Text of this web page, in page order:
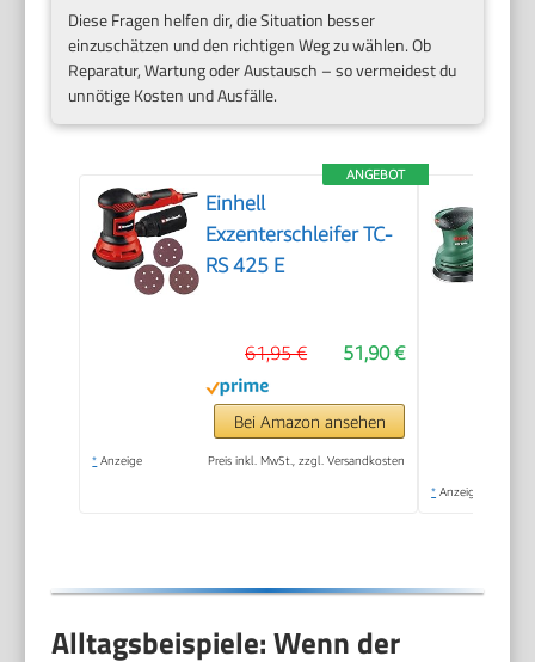
Diese Fragen helfen dir, die Situation besser
einzuschätzen und den richtigen Weg zu wählen. Ob
Reparatur, Wartung oder Austausch – so vermeidest du
unnötige Kosten und Ausfälle.
ANGEBOT
Einhell
Exzenterschleifer TC-
RS 425 E
51,90 €
61,95 €
Bei Amazon ansehen
* Anzeige Preis inkl. MwSt., zzgl. Versandkosten
* Anzeige
Alltagsbeispiele: Wenn der